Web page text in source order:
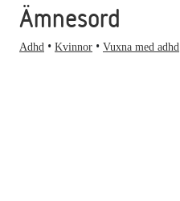
Ämnesord
Adhd Kvinnor Vuxna med adhd